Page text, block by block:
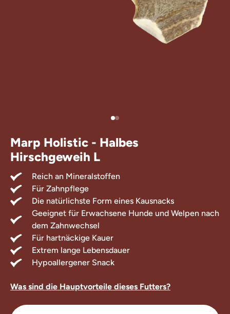
Leckerlis für
Marp Holistic - Halbes
Hirschgeweih L
Reich an Mineralstoffen
Für Zahnpflege
Die natürlichste Form eines Kausnacks
Geeignet für Erwachsene Hunde und Welpen nach
dem Zahnwechsel
Für hartnäckige Kauer
Extrem lange Lebensdauer
Hypoallergener Snack
Was sind die Hauptvorteile dieses Futters?